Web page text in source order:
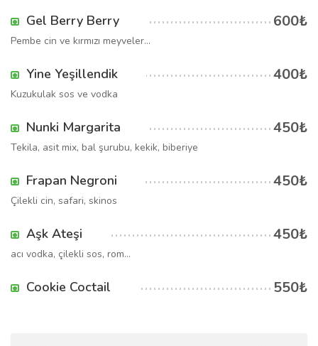
Gel Berry Berry 600₺
Pembe cin ve kırmızı meyveler...
Yine Yeşillendik 400₺
Kuzukulak sos ve vodka
Nunki Margarita 450₺
Tekila, asit mix, bal şurubu, kekik, biberiye
Frapan Negroni 450₺
Çilekli cin, safari, skinos
Aşk Ateşi 450₺
acı vodka, çilekli sos, rom...
Cookie Coctail 550₺